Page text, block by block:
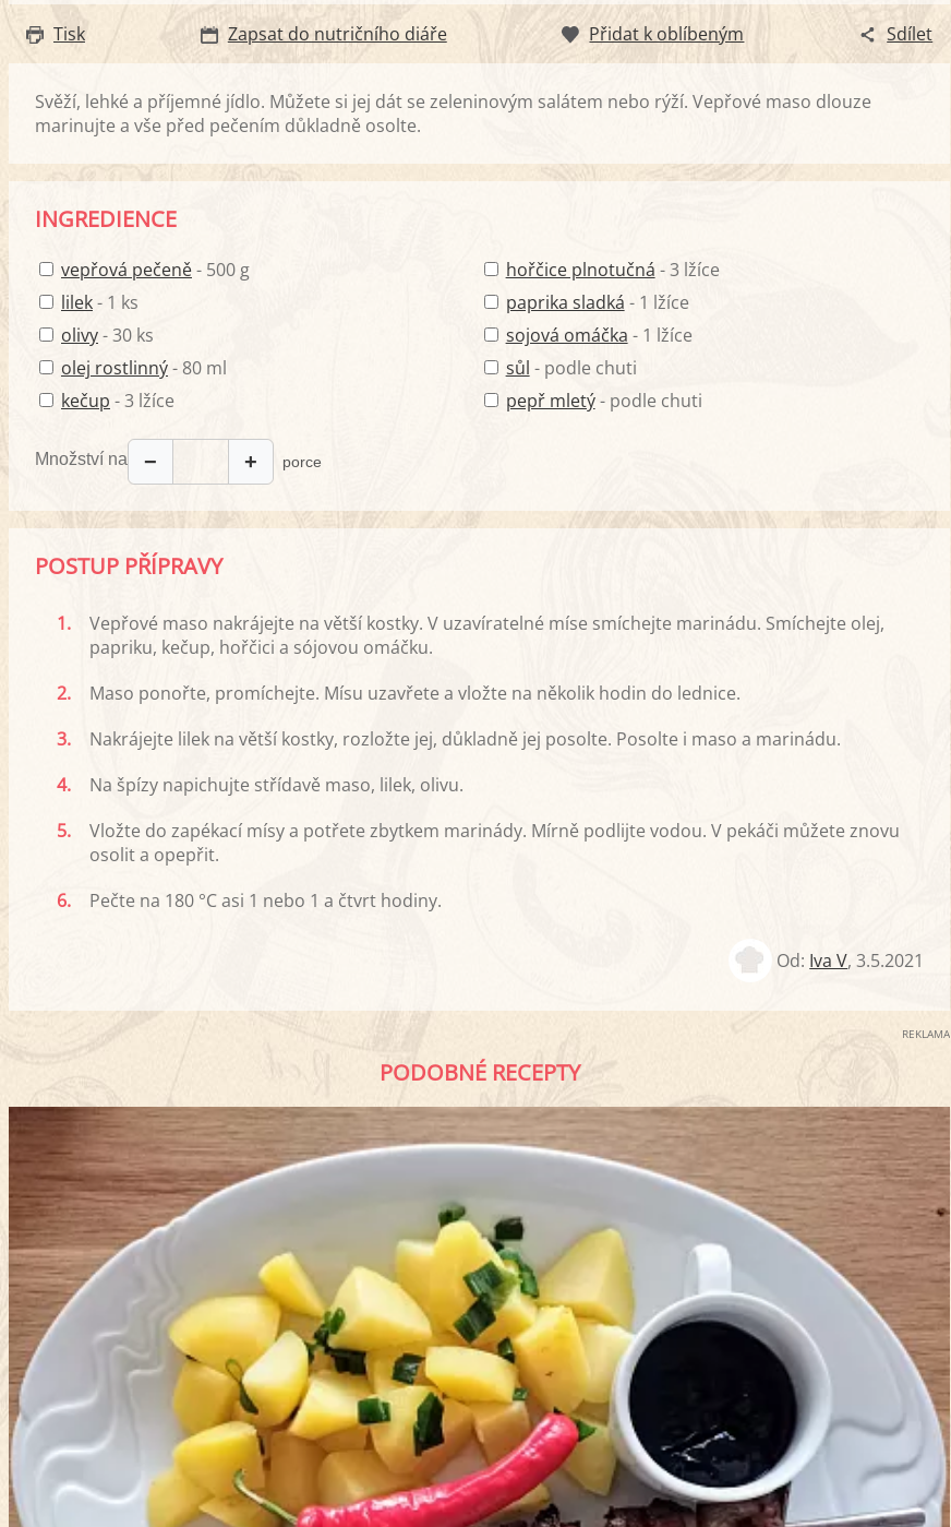
Tisk Zapsat do nutričního diáře Přidat k oblíbeným Sdílet
Svěží, lehké a příjemné jídlo. Můžete si jej dát se zeleninovým salátem nebo rýží. Vepřové maso dlouze
marinujte a vše před pečením důkladně osolte.
INGREDIENCE
vepřová pečeně- 500 g
lilek- 1 ks
olivy- 30 ks
olej rostlinný- 80 ml
kečup - 3 lžíce
hořčice plnotučná - 3 lžíce
paprika sladká - 1 lžíce
sojová omáčka - 1 lžíce
sůl - podle chuti
pepř mletý- podle chuti
Množství na − + porce
POSTUP PŘÍPRAVY
1.
Vepřové maso nakrájejte na větší kostky. V uzavíratelné míse smíchejte marinádu. Smíchejte olej,
papriku, kečup, hořčici a sójovou omáčku.
2.
Maso ponořte, promíchejte. Mísu uzavřete a vložte na několik hodin do lednice.
3.
Nakrájejte lilek na větší kostky, rozložte jej, důkladně jej posolte. Posolte i maso a marinádu.
4.
Na špízy napichujte střídavě maso, lilek, olivu.
5.
Vložte do zapékací mísy a potřete zbytkem marinády. Mírně podlijte vodou. V pekáči můžete znovu
osolit a opepřit.
6.
Pečte na 180 °C asi 1 nebo 1 a čtvrt hodiny.
Od: Iva V,3.5.2021
REKLAMA
PODOBNÉ RECEPTY